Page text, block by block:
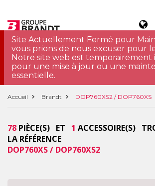
Site Actuellement Fermé pour
vous prions de nous excuser pour
Notre site web est temporairement
pour une mise à jour ou une
essentielle.
Accueil Brandt DOP760XS2 / DOP760XS
78 PIÈCE(S) ET 1 ACCESSOIRE(S)
LA RÉFÉRENCE
DOP760XS / DOP760XS2